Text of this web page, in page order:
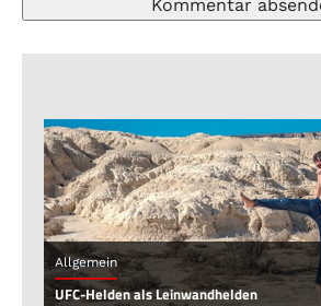
Allgemein
UFC-Helden als Leinwandhelden